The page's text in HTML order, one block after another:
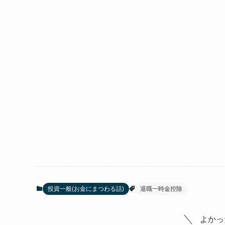
投資一般(お金にまつわる話) 退職一時金控除
よか